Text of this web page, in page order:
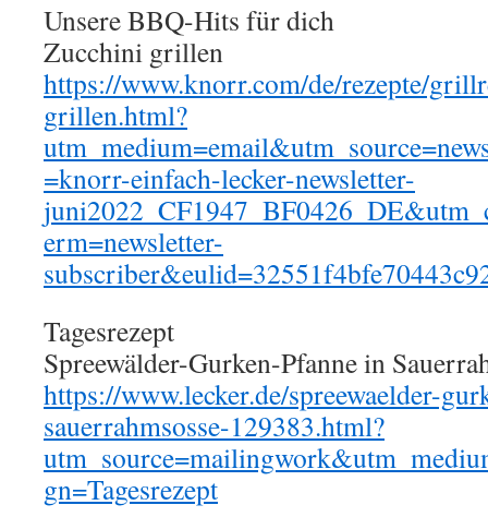
Unsere BBQ-Hits für dich
Zucchini grillen
https://www.knorr.com/de/rezepte/
grillen.html?
=knorr-einfach-lecker-newsletter-
erm=newsletter-
Tagesrezept
Spreewälder-Gurken-Pfanne in
https://www.lecker.de/spreewaelder-
sauerrahmsosse-129383.html?
gn=Tagesrezept